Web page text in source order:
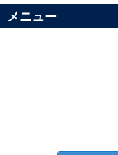
メニュー